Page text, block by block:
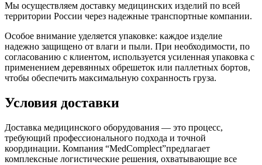
Мы осуществляем доставку медицинских изделий по всей
территории России через надежные транспортные компании.
Особое внимание уделяется упаковке: каждое изделие
надежно защищено от влаги и пыли. При необходимости, по
согласованию с клиентом, используется усиленная упаковка с
применением деревянных обрешеток или паллетных бортов,
чтобы обеспечить максимальную сохранность груза.
Условия доставки
Доставка медицинского оборудования — это процесс,
требующий профессионального подхода и точной
координации. Компания “MedComplect”предлагает
комплексные логистические решения, охватывающие все